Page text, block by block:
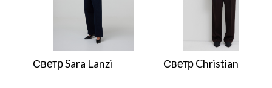
Светр Sara Lanzi Светр Christian